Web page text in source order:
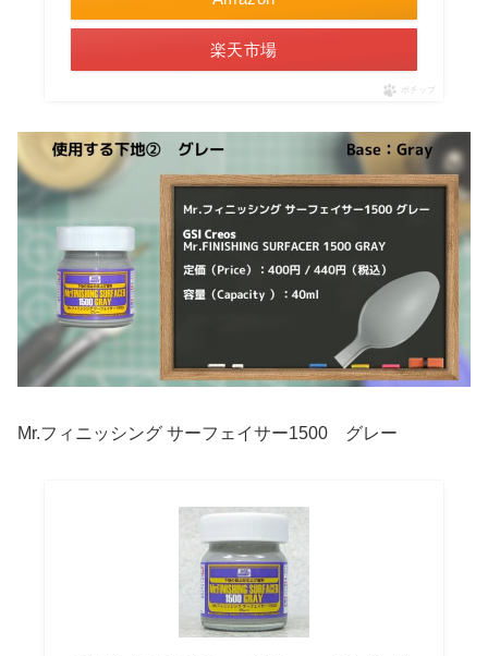
楽天市場
ポチップ
Mr.フィニッシング サーフェイサー1500 グレー